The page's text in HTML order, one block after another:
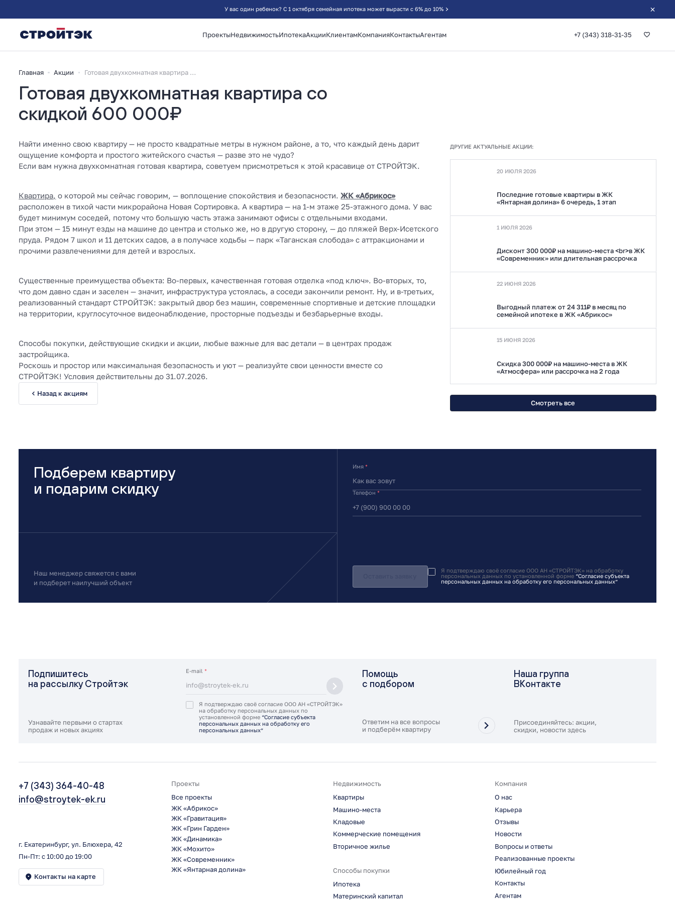
У вас один ребенок? С 1 октября семейная ипотека может вырасти с 6% до 10%
ПроектыНедвижимостьИпотекаАкцииКлиентамКомпанияКонтактыАгентам +7 (343) 318-31-35
Главная Акции Готовая двухкомнатная квартира со скидкой 600 000₽
Готовая двухкомнатная квартира со
скидкой 600 000₽
Найти именно свою квартиру — не просто квадратные метры в нужном районе, а то, что каждый день дарит
ощущение комфорта и простого житейского счастья — разве это не чудо?
Если вам нужна двухкомнатная готовая квартира, советуем присмотреться к этой красавице от СТРОЙТЭК.
Квартира, о которой мы сейчас говорим, — воплощение спокойствия и безопасности.ЖК «Абрикос»
расположен в тихой части микрорайона Новая Сортировка. А квартира — на 1-м этаже 25-этажного дома. У вас
будет минимум соседей, потому что большую часть этажа занимают офисы с отдельными входами.
При этом — 15 минут езды на машине до центра и столько же, но в другую сторону, — до пляжей Верх-Исетского
пруда. Рядом 7 школ и 11 детских садов, а в получасе ходьбы — парк «Таганская слобода» с аттракционами и
прочими развлечениями для детей и взрослых.
Существенные преимущества объекта: Во-первых, качественная готовая отделка «под ключ». Во-вторых, то,
что дом давно сдан и заселен — значит, инфраструктура устоялась, а соседи закончили ремонт. Ну, и в-третьих,
реализованный стандарт СТРОЙТЭК: закрытый двор без машин, современные спортивные и детские площадки
на территории, круглосуточное видеонаблюдение, просторные подъезды и безбарьерные входы.
Способы покупки, действующие скидки и акции, любые важные для вас детали — в центрах продаж
застройщика.
Роскошь и простор или максимальная безопасность и уют — реализуйте свои ценности вместе со
СТРОЙТЭК! Условия действительны до 31.07.2026.
Назад к акциям
ДРУГИЕ АКТУАЛЬНЫЕ АКЦИИ:
20 ИЮЛЯ 2026
Последние готовые квартиры в ЖК
«Янтарная долина» 6 очередь, 1 этап
1 ИЮЛЯ 2026
Дисконт 300 000₽ на машино-места <br>в ЖК
«Современник» или длительная рассрочка
22 ИЮНЯ 2026
Выгодный платеж от 24 311₽ в месяц по
семейной ипотеке в ЖК «Абрикос»
15 ИЮНЯ 2026
Скидка 300 000₽ на машино-места в ЖК
«Атмосфера» или рассрочка на 2 года
Смотреть все
Подберем квартиру
и подарим скидку
Наш менеджер свяжется с вами
и подберет наилучший объект
Имя *
Телефон *
Я подтверждаю своё согласие ООО АН «СТРОЙТЭК» на обработку
персональных данных по установленной форме “Согласие субъекта
персональных данных на обработку его персональных данных”
Подпишитесь
на рассылку Стройтэк
Узнавайте первыми о стартах
продаж и новых акциях
E-mail *
Я подтверждаю своё согласие ООО АН «СТРОЙТЭК»
на обработку персональных данных по
установленной форме “Согласие субъекта
персональных данных на обработку его
персональных данных”
Помощь
с подбором
Ответим на все вопросы
и подберём квартиру
Наша группа
ВКонтакте
Присоединяйтесь: акции,
скидки, новости здесь
+7 (343) 364-40-48
info@stroytek-ek.ru
г. Екатеринбург, ул. Блюхера, 42
Пн-Пт: с 10:00 до 19:00
Контакты на карте
Проекты
Все проекты
ЖК «Абрикос»
ЖК «Гравитация»
ЖК «Грин Гарден»
ЖК «Динамика»
ЖК «Мохито»
ЖК «Современник»
ЖК «Янтарная долина»
Недвижимость
Квартиры
Машино-места
Кладовые
Коммерческие помещения
Вторичное жилье
Способы покупки
Ипотека
Материнский капитал
Компания
О нас
Карьера
Отзывы
Новости
Вопросы и ответы
Реализованные проекты
Юбилейный год
Контакты
Агентам